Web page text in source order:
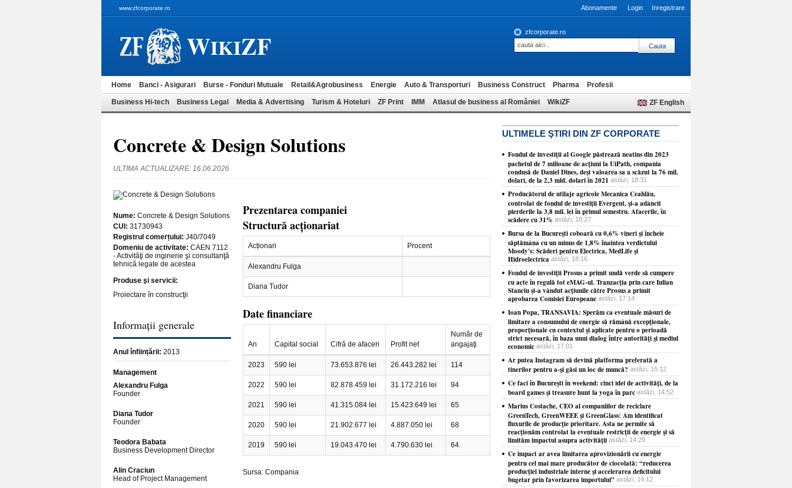
www.zfcorporate.ro Abonamente Login Inregistrare
WIKIZF zfcorporate.ro
Home Banci - Asigurari Burse - Fonduri Mutuale Retail&Agrobusiness Energie Auto & Transporturi Business Construct Pharma Profesii
Business Hi-tech Business Legal Media & Advertising Turism & Hoteluri ZF Print IMM Atlasul de business al României WikiZF ZF English
Concrete & Design Solutions
ULTIMA ACTUALIZARE: 16.06.2026
Nume: Concrete & Design Solutions
CUI: 31730943
Registrul comerțului: J40/7049
Domeniu de activitate: CAEN 7112
- Activităţi de inginerie şi consultanţă
tehnică legate de acestea
Produse şi servicii:
Proiectare în construcţii
Informații generale
Anul înființării: 2013
Management
Alexandru Fulga
Founder
Diana Tudor
Founder
Teodora Babata
Business Development Director
Alin Craciun
Head of Project Management
Prezentarea companiei
Structură acționariat
Acționari Procent
Alexandru Fulga
Diana Tudor
Date financiare
An Capital social Cifră de afaceri Profit net
Număr de
angajaţi
2023 590 lei 73.653.876 lei 26.443.282 lei 114
2022 590 lei 82.878.459 lei 31.172.216 lei 94
2021 590 lei 41.315.084 lei 15.423.649 lei 65
2020 590 lei 21.902.677 lei 4.887.050 lei 68
2019 590 lei 19.043.470 lei 4.790.630 lei 64
Sursa: Compania
ULTIMELE ŞTIRI DIN ZF CORPORATE
Fondul de investiţii al Google păstrează neatins din 2023
pachetul de 7 milioane de acţiuni la UiPath, compania
condusă de Daniel Dines, deşi valoarea sa a scăzut la 76 mil.
dolari, de la 2,3 mld. dolari în 2021 astăzi, 18:31
Producătorul de utilaje agricole Mecanica Ceahlău,
controlat de fondul de investiţii Evergent, şi-a adâncit
pierderile la 3,8 mil. lei în primul semestru. Afacerile, în
scădere cu 31% astăzi, 18:27
Bursa de la Bucureşti coboară cu 0,6% vineri şi încheie
săptămâna cu un minus de 1,8% înaintea verdictului
Moody's: Scăderi pentru Electrica, MedLife şi
Hidroelectrica astăzi, 18:16
Fondul de investiţii Prosus a primit undă verde să cumpere
cu acte în regulă tot eMAG-ul. Tranzacţia prin care Iulian
Stanciu şi-a vândut acţiunile către Prosus a primit
aprobarea Comisiei Europeane astăzi, 17:14
Ioan Popa, TRANSAVIA: Sperăm ca eventuale măsuri de
limitare a consumului de energie să rămână excepţionale,
proporţionale cu contextul şi aplicate pentru o perioadă
strict necesară, în baza unui dialog între autorităţi şi mediul
economic astăzi, 17:01
Ar putea Instagram să devină platforma preferată a
tinerilor pentru a-şi găsi un loc de muncă? astăzi, 15:12
Ce faci în Bucureşti în weekend: cinci idei de activităţi, de la
board games şi treasure hunt la yoga în parc astăzi, 14:52
Marius Costache, CEO al companiilor de reciclare
GreenTech, GreenWEEE şi GreenGlass: Am identificat
fluxurile de producţie prioritare. Asta ne permite să
reacţionăm controlat la eventuale restricţii de energie şi să
limităm impactul asupra activităţii astăzi, 14:29
Ce impact ar avea limitarea aprovizionării cu energie
pentru cel mai mare producător de ciocolată: “reducerea
producţiei industriale interne şi accelerarea deficitului
bugetar prin favorizarea importului” astăzi, 14:12